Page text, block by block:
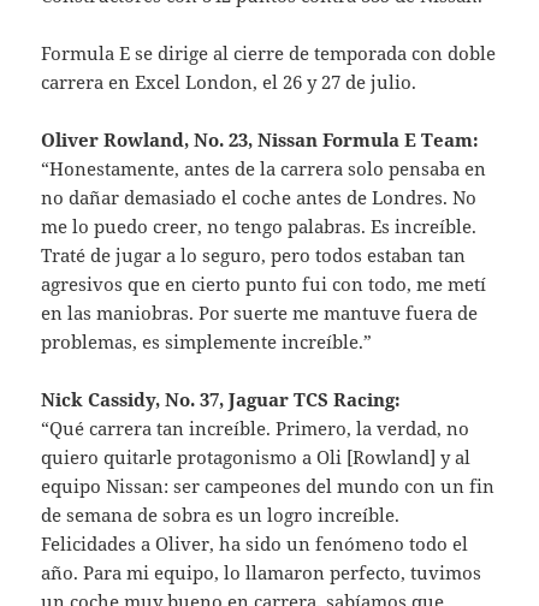
Formula E se dirige al cierre de temporada con doble
carrera en Excel London, el 26 y 27 de julio.
Oliver Rowland, No. 23, Nissan Formula E Team:
“Honestamente, antes de la carrera solo pensaba en
no dañar demasiado el coche antes de Londres. No
me lo puedo creer, no tengo palabras. Es increíble.
Traté de jugar a lo seguro, pero todos estaban tan
agresivos que en cierto punto fui con todo, me metí
en las maniobras. Por suerte me mantuve fuera de
problemas, es simplemente increíble.”
Nick Cassidy, No. 37, Jaguar TCS Racing:
“Qué carrera tan increíble. Primero, la verdad, no
quiero quitarle protagonismo a Oli [Rowland] y al
equipo Nissan: ser campeones del mundo con un fin
de semana de sobra es un logro increíble.
Felicidades a Oliver, ha sido un fenómeno todo el
año. Para mi equipo, lo llamaron perfecto, tuvimos